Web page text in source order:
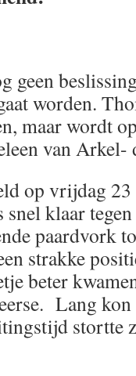
geen
worden.
maar wordt
van Arkel-
op vrijdag
klaar
paardvork
strakke
beter
Lang
stortte